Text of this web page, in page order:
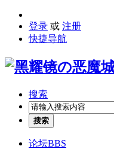
登录 或 注册
快捷导航
搜索
搜索
论坛BBS